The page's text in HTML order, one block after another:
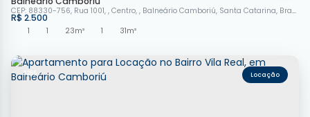
R$ 2.500
CEP: 88330-756, Rua 1001 , Centro , Balneário Camboriú, Santa Catarina, Brasil
1
1 23m² 1 31m²
4255